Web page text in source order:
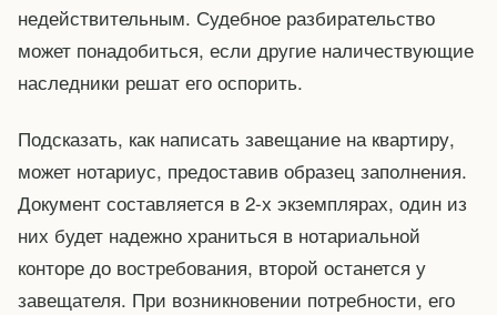
недействительным. Судебное разбирательство
может понадобиться, если другие наличествующие
наследники решат его оспорить.
Подсказать, как написать завещание на квартиру,
может нотариус, предоставив образец заполнения.
Документ составляется в 2-х экземплярах, один из
них будет надежно храниться в нотариальной
конторе до востребования, второй останется у
завещателя. При возникновении потребности, его